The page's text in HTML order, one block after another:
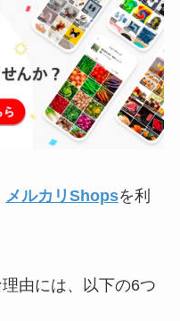
メルカリShopsを利
由には、以下の6つ